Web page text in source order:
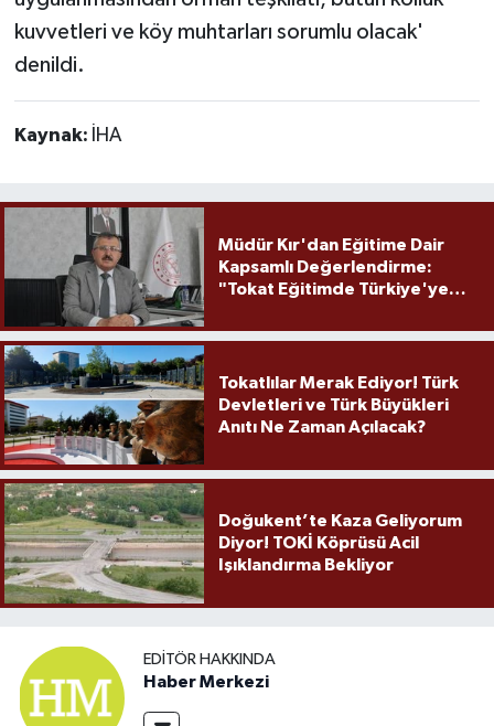
kuvvetleri ve köy muhtarları sorumlu olacak'
denildi.
Kaynak: İHA
Müdür Kır'dan Eğitime Dair
Kapsamlı Değerlendirme:
"Tokat Eğitimde Türkiye'ye
Tokatlılar Merak Ediyor! Türk
Devletleri ve Türk Büyükleri
Anıtı Ne Zaman Açılacak?
Doğukent’te Kaza Geliyorum
Diyor! TOKİ Köprüsü Acil
Işıklandırma Bekliyor
EDITÖR HAKKINDA
Haber Merkezi